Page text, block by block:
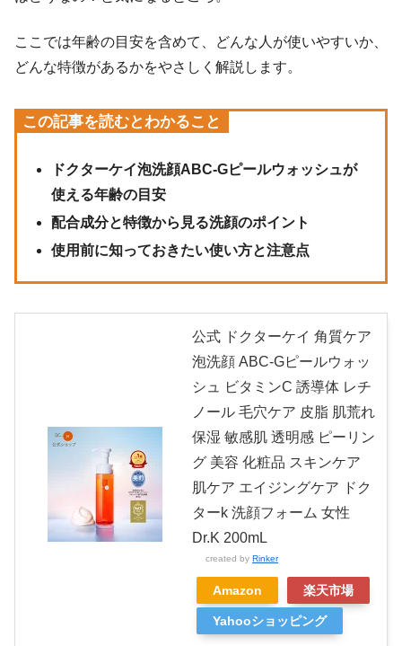
ここでは年齢の目安を含めて、どんな人が使いやすいか、
どんな特徴があるかをやさしく解説します。
この記事を読むとわかること
ドクターケイ泡洗顔ABC-Gピールウォッシュが
使える年齢の目安
配合成分と特徴から見る洗顔のポイント
使用前に知っておきたい使い方と注意点
公式 ドクターケイ 角質ケア
泡洗顔 ABC-Gピールウォッ
シュ ビタミンC 誘導体 レチ
ノール 毛穴ケア 皮脂 肌荒れ
保湿 敏感肌 透明感 ピーリン
グ 美容 化粧品 スキンケア
肌ケア エイジングケア ドク
ターk 洗顔フォーム 女性
Dr.K 200mL
created by Rinker
Amazon 楽天市場
Yahooショッピング